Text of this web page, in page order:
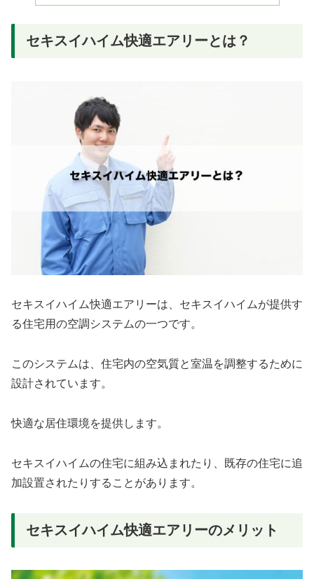
セキスイハイム快適エアリーとは？
セキスイハイム快適エアリーは、セキスイハイムが提供す
る住宅用の空調システムの一つです。
このシステムは、住宅内の空気質と室温を調整するために
設計されています。
快適な居住環境を提供します。
セキスイハイムの住宅に組み込まれたり、既存の住宅に追
加設置されたりすることがあります。
セキスイハイム快適エアリーのメリット